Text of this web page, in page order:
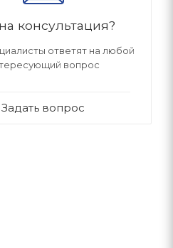
консультация?
ответят на любой
вопрос
Задать вопрос